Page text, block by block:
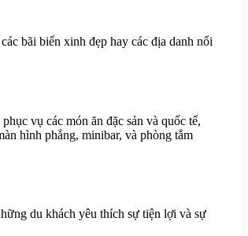
bãi biển xinh đẹp hay các địa danh nổi
vụ các món ăn đặc sản và quốc tế,
hình phẳng, minibar, và phòng tắm
du khách yêu thích sự tiện lợi và sự